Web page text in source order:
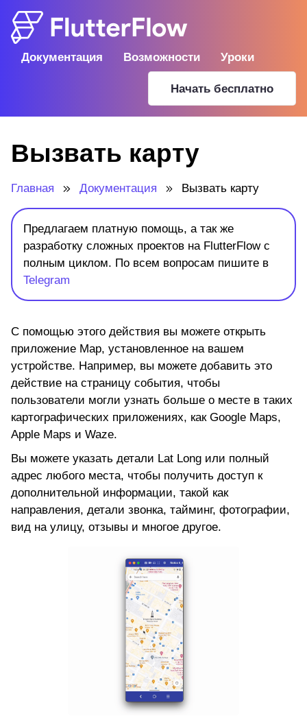
Документация Возможности Уроки
Начать бесплатно
Вызвать карту
Главная Документация Вызвать карту
Предлагаем платную помощь, а так же
разработку сложных проектов на FlutterFlow с
полным циклом. По всем вопросам пишите в
Telegram
С помощью этого действия вы можете открыть
приложение Map, установленное на вашем
устройстве. Например, вы можете добавить это
действие на страницу события, чтобы
пользователи могли узнать больше о месте в таких
картографических приложениях, как Google Maps,
Apple Maps и Waze.
Вы можете указать детали Lat Long или полный
адрес любого места, чтобы получить доступ к
дополнительной информации, такой как
направления, детали звонка, тайминг, фотографии,
вид на улицу, отзывы и многое другое.